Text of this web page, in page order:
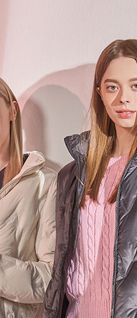
전체
쇼핑 계속하기